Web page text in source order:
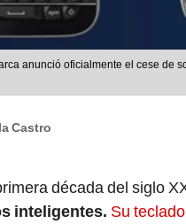
anunció oficialmente el cese de
Castro
década del siglo
inteligentes. Su